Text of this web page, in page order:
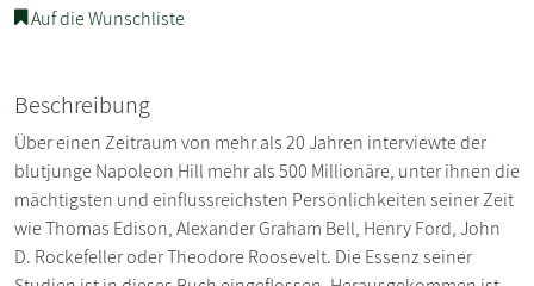
Auf die Wunschliste
Beschreibung
Über einen Zeitraum von mehr als 20 Jahren interviewte der
blutjunge Napoleon Hill mehr als 500 Millionäre, unter ihnen die
mächtigsten und einflussreichsten Persönlichkeiten seiner Zeit
wie Thomas Edison, Alexander Graham Bell, Henry Ford, John
D. Rockefeller oder Theodore Roosevelt. Die Essenz seiner